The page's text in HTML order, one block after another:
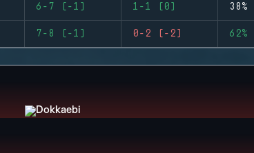
6-7 (-1) 1-1 (0) 38%
7-8 (-1) 0-2 (-2) 62%